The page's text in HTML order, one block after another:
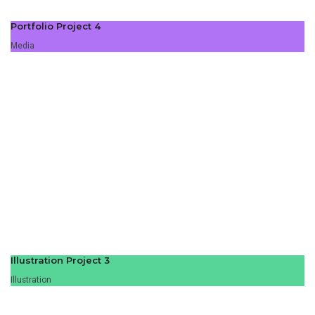
Portfolio Project 4
Media
Illustration Project 3
Illustration